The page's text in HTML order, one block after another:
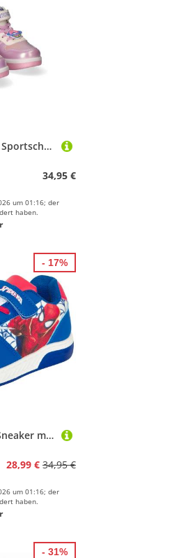
Disney Stitch Kinder Sportschuhe mit Lichteffekt PVC Sohle Sneaker
34,95 €
um 01:16; der
haben.
Disney SPIDERMAN Sneaker mit cooler Blinkfunktion
28,99 € 34,95 €
um 01:16; der
haben.
- 17%
- 31%